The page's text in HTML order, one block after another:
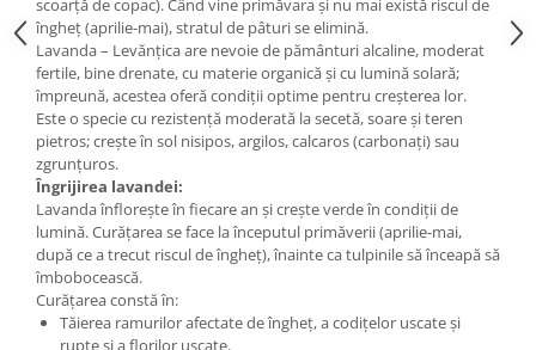
scoarță de copac). Când vine primăvara și nu mai există riscul de
îngheț (aprilie-mai), stratul de pâturi se elimină.
Lavanda – Levănțica are nevoie de pământuri alcaline, moderat
fertile, bine drenate, cu materie organică și cu lumină solară;
împreună, acestea oferă condiții optime pentru creșterea lor.
Este o specie cu rezistență moderată la secetă, soare și teren
pietros; crește în sol nisipos, argilos, calcaros (carbonați) sau
zgrunțuros.
Îngrijirea lavandei:
Lavanda înflorește în fiecare an și crește verde în condiții de
lumină. Curățarea se face la începutul primăverii (aprilie-mai,
după ce a trecut riscul de îngheț), înainte ca tulpinile să înceapă să
îmbobocească.
Curățarea constă în:
Tăierea ramurilor afectate de îngheț, a codițelor uscate și
rupte și a florilor uscate.